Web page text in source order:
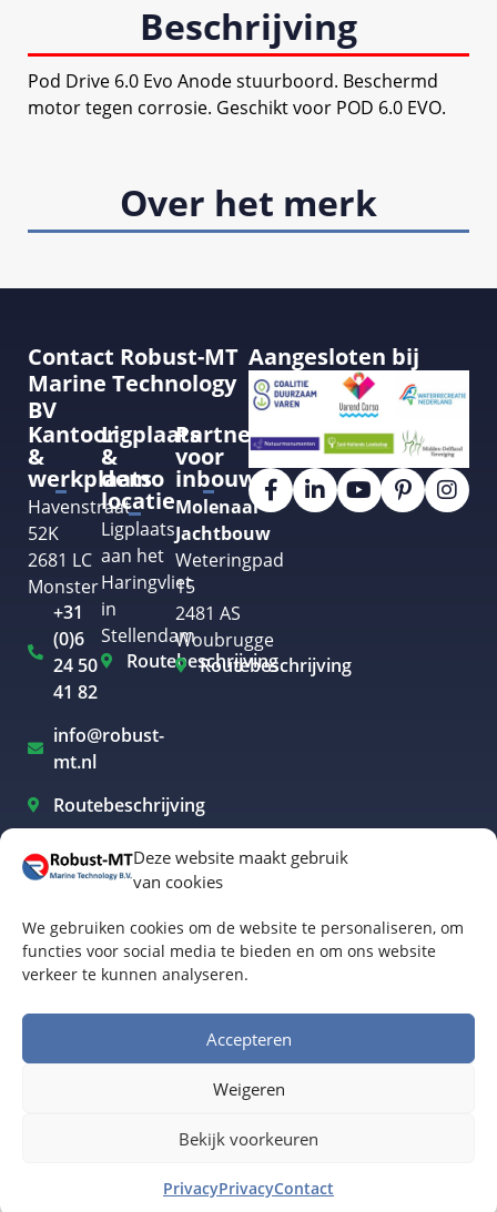
Deze website maakt gebruik
van cookies
We gebruiken cookies om de website te personaliseren, om
functies voor social media te bieden en om ons website
verkeer te kunnen analyseren.
Accepteren
Weigeren
Bekijk voorkeuren
PrivacyPrivacyContact
Beschrijving
Over het merk
Pod Drive 6.0 Evo Anode stuurboord. Beschermd
motor tegen corrosie. Geschikt voor POD 6.0 EVO.
Contact Robust-MT
Marine Technology
BV
Kantoor
&
werkplaats
Havenstraat
52K
2681 LC
Monster
+31
(0)6
24 50
41 82
info@robust-
mt.nl
Routebeschrijving
Ligplaats
&
demo
locatie
Ligplaats
aan het
Haringvliet
in
Stellendam
Routebeschrijving
Partner
voor
inbouw
Molenaar
Jachtbouw
Weteringpad
15
2481 AS
Woubrugge
Routebeschrijving
Aangesloten bij
Elektrisch varen Westland
Elektrisch varen Rotterdam
Elektrisch varen Amsterdam
Elektrisch varen Friesland